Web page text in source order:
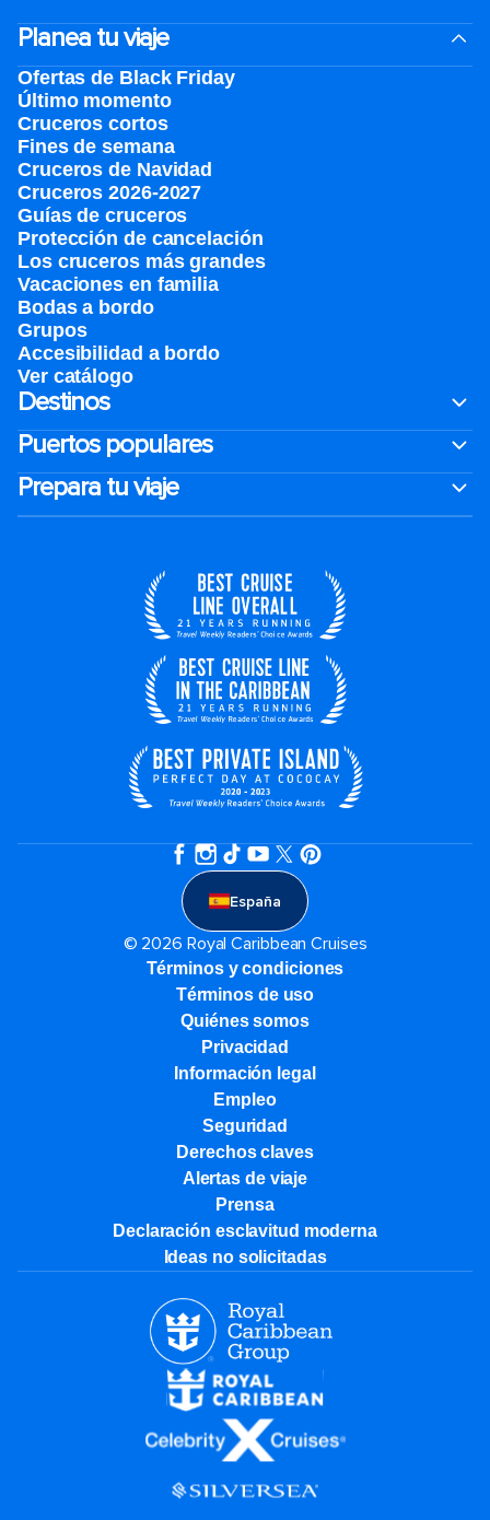
Planea tu viaje
Ofertas de Black Friday
Último momento
Cruceros cortos
Fines de semana
Cruceros de Navidad
Cruceros 2026-2027
Guías de cruceros
Protección de cancelación
Los cruceros más grandes
Vacaciones en familia
Bodas a bordo
Grupos
Accesibilidad a bordo
Ver catálogo
Destinos
Puertos populares
Prepara tu viaje
España
© 2026 Royal Caribbean Cruises
Términos y condiciones
Términos de uso
Quiénes somos
Privacidad
Información legal
Empleo
Seguridad
Derechos claves
Alertas de viaje
Prensa
Declaración esclavitud moderna
Ideas no solicitadas